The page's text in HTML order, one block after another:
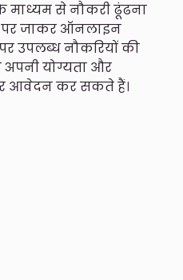
माध्यम से नौकरी ढूंढना
पर जाकर ऑनलाइन
उपलब्ध नौकरियों की
योग्यता और
आवेदन कर सकते हैं।